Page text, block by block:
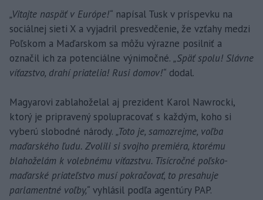
„Vitajte naspäť v Európe!“ napísal Tusk v príspevku na
sociálnej sieti X a vyjadril presvedčenie, že vzťahy medzi
Poľskom a Maďarskom sa môžu výrazne posilniť a
označil ich za potenciálne výnimočné. „Späť spolu! Slávne
víťazstvo, drahí priatelia! Rusi domov!“ dodal.
Magyarovi zablahoželal aj prezident Karol Nawrocki,
ktorý je pripravený spolupracovať s každým, koho si
vyberú slobodné národy. „Toto je, samozrejme, voľba
maďarského ľudu. Zvolili si svojho premiéra, ktorému
blahoželám k volebnému víťazstvu. Tisícročné poľsko-
maďarské priateľstvo musí pokračovať, to presahuje
parlamentné voľby,“ vyhlásil podľa agentúry PAP.